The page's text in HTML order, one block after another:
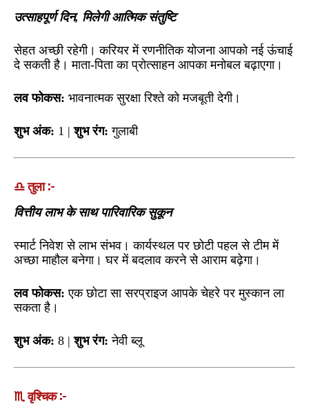
उत्साहपूर्ण दिन, मिलेगी आत्मिक संतुष्टि
सेहत अच्छी रहेगी। करियर में रणनीतिक योजना आपको नई ऊंचाई
दे सकती है। माता-पिता का प्रोत्साहन आपका मनोबल बढ़ाएगा।
लव फोकस: भावनात्मक सुरक्षा रिश्ते को मजबूती देगी।
शुभ अंक: 1 |शुभ रंग: गुलाबी
♎ तुला :-
वित्तीय लाभ के साथ पारिवारिक सुकून
स्मार्ट निवेश से लाभ संभव। कार्यस्थल पर छोटी पहल से टीम में
अच्छा माहौल बनेगा। घर में बदलाव करने से आराम बढ़ेगा।
लव फोकस: एक छोटा सा सरप्राइज आपके चेहरे पर मुस्कान ला
सकता है।
शुभ अंक: 8 |शुभ रंग: नेवी ब्लू
♏ वृश्चिक :-